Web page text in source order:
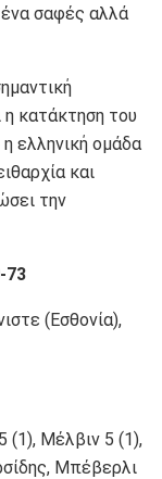
ένα σαφές αλλά
κατάκτηση του
ελληνική ομάδα
και
την
73
(Εσθονία),
(1), Μέλβιν 5 (1),
Μπέβερλι